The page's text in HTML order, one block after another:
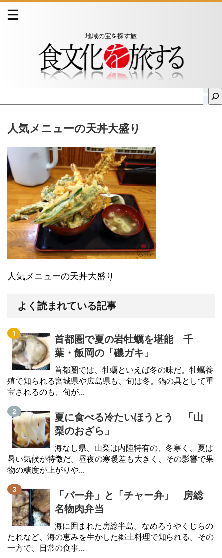
地域の宝を探す旅
人気メニューの天丼大盛り
人気メニューの天丼大盛り
よく読まれている記事
首都圏で夏の岩牡蠣を堪能 千
葉・飯岡の「磯ガキ」
首都圏では、牡蠣といえば冬の味だ。牡蠣養
殖で知られる宮城県や広島県も、旬は冬。鍋の具として重
宝されるのも、旬が...
夏に食べる冷たいほうとう 「山
梨のおざら」
海なし県、山梨は内陸特有の、冬寒く、夏は
暑い気候が特徴だ。昼夜の寒暖差も大きく、その影響で果
物の糖度が上がりや...
「バー弁」と「チャー弁」 房総
名物肉弁当
海に囲まれた房総半島。なめろうやくじらの
たれなど、海の恵みを生かした郷土料理で知られる。その
一方で、日常の食事...